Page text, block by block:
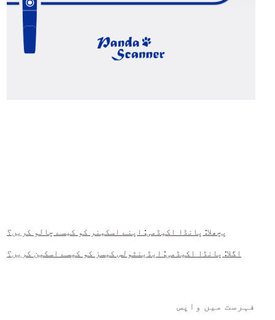
پچھلا: پانڈا اکیڈمی: اپنے اسکینر کو کیسے چالو کریں؟
اگلا: پانڈا اکیڈمی: ایڈینٹولس کیسز کو کیسے اسکین کریں؟
فہرست میں واپس